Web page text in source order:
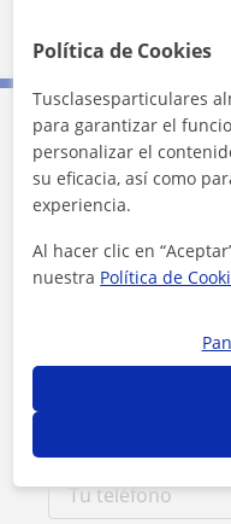
Contacta con
Tarifa
1ª clase gratis
Política de Cookies
Tusclasesparticulares
para garantizar el
personalizar el
su eficacia, así como
experiencia.
Al hacer clic en
nuestra Política de